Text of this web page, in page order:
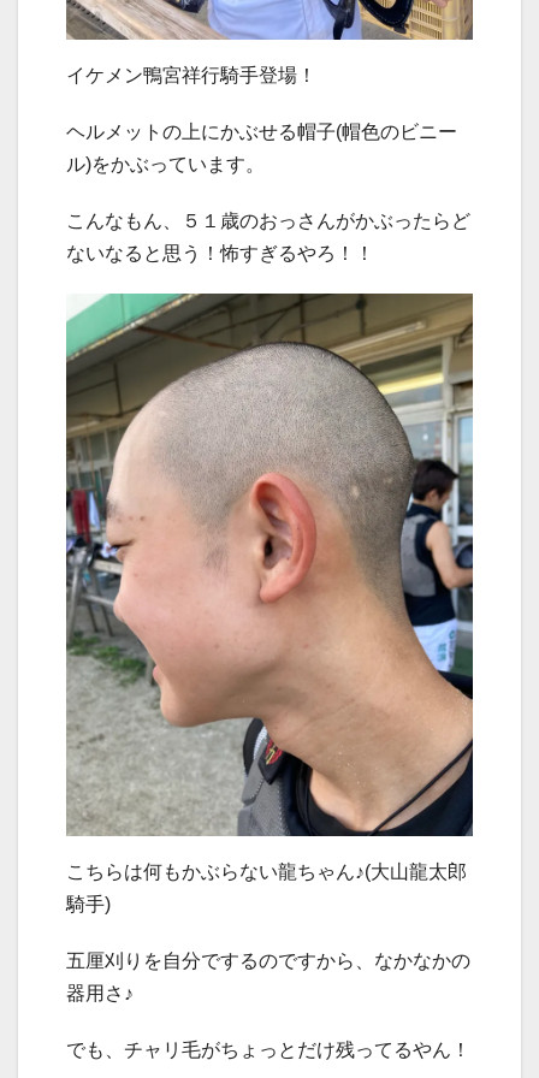
イケメン鴨宮祥行騎手登場！
ヘルメットの上にかぶせる帽子(帽色のビニー
ル)をかぶっています。
こんなもん、５１歳のおっさんがかぶったらど
ないなると思う！怖すぎるやろ！！
こちらは何もかぶらない龍ちゃん♪(大山龍太郎
騎手)
五厘刈りを自分でするのですから、なかなかの
器用さ♪
でも、チャリ毛がちょっとだけ残ってるやん！